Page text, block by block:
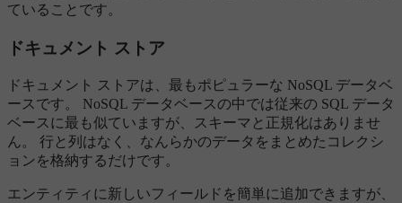
ていることです。
ドキュメント ストア
ドキュメント ストアは、最もポピュラーな NoSQL データベ
ースです。 NoSQL データベースの中では従来の SQL データ
ベースに最も似ていますが、スキーマと正規化はありませ
ん。 行と列はなく、なんらかのデータをまとめたコレクシ
ョンを格納するだけです。
エンティティに新しいフィールドを簡単に追加できますが、